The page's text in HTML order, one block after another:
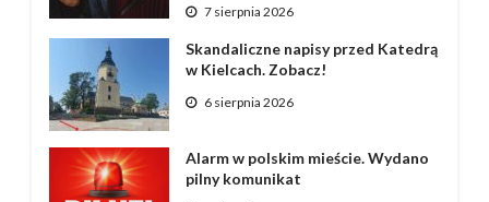
7 sierpnia 2026
Skandaliczne napisy przed Katedrą
w Kielcach. Zobacz!
6 sierpnia 2026
Alarm w polskim mieście. Wydano
pilny komunikat